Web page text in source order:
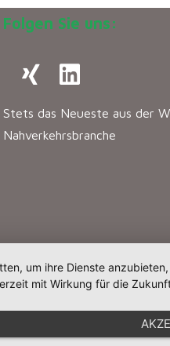
Folgen Sie uns:
Stets das Neueste aus der
Nahverkehrsbranche
um ihre Dienste
mit Wirkung für die